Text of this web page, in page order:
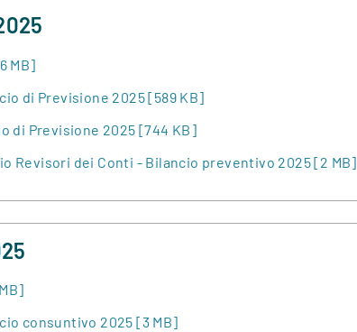
MB]
di Previsione 2025 [589 KB]
di Previsione 2025 [744 KB]
Revisori dei Conti - Bilancio preventivo 2025 [2 MB]
consuntivo 2025 [3 MB]